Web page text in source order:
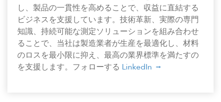
し、製品の一貫性を高めることで、収益に直結する
ビジネスを支援しています。技術革新、実際の専門
知識、持続可能な測定ソリューションを組み合わせ
ることで、当社は製造業者が生産を最適化し、材料
のロスを最小限に抑え、最高の業界標準を満たすの
を支援します。フォローする LinkedIn